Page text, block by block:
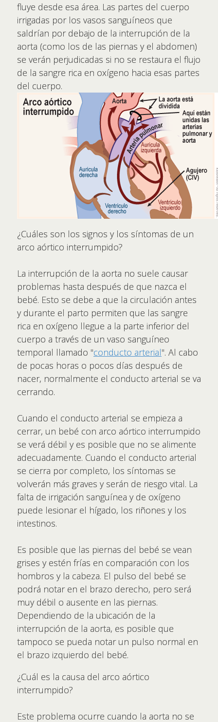
fluye desde esa área. Las partes del cuerpo
irrigadas por los vasos sanguíneos que
saldrían por debajo de la interrupción de la
aorta (como los de las piernas y el abdomen)
se verán perjudicadas si no se restaura el flujo
de la sangre rica en oxígeno hacia esas partes
del cuerpo.
¿Cuáles son los signos y los síntomas de un
arco aórtico interrumpido?
La interrupción de la aorta no suele causar
problemas hasta después de que nazca el
bebé. Esto se debe a que la circulación antes
y durante el parto permiten que las sangre
rica en oxígeno llegue a la parte inferior del
cuerpo a través de un vaso sanguíneo
temporal llamado "conducto arterial". Al cabo
de pocas horas o pocos días después de
nacer, normalmente el conducto arterial se va
cerrando.
Cuando el conducto arterial se empieza a
cerrar, un bebé con arco aórtico interrumpido
se verá débil y es posible que no se alimente
adecuadamente. Cuando el conducto arterial
se cierra por completo, los síntomas se
volverán más graves y serán de riesgo vital. La
falta de irrigación sanguínea y de oxígeno
puede lesionar el hígado, los riñones y los
intestinos.
Es posible que las piernas del bebé se vean
grises y estén frías en comparación con los
hombros y la cabeza. El pulso del bebé se
podrá notar en el brazo derecho, pero será
muy débil o ausente en las piernas.
Dependiendo de la ubicación de la
interrupción de la aorta, es posible que
tampoco se pueda notar un pulso normal en
el brazo izquierdo del bebé.
¿Cuál es la causa del arco aórtico
interrumpido?
Este problema ocurre cuando la aorta no se